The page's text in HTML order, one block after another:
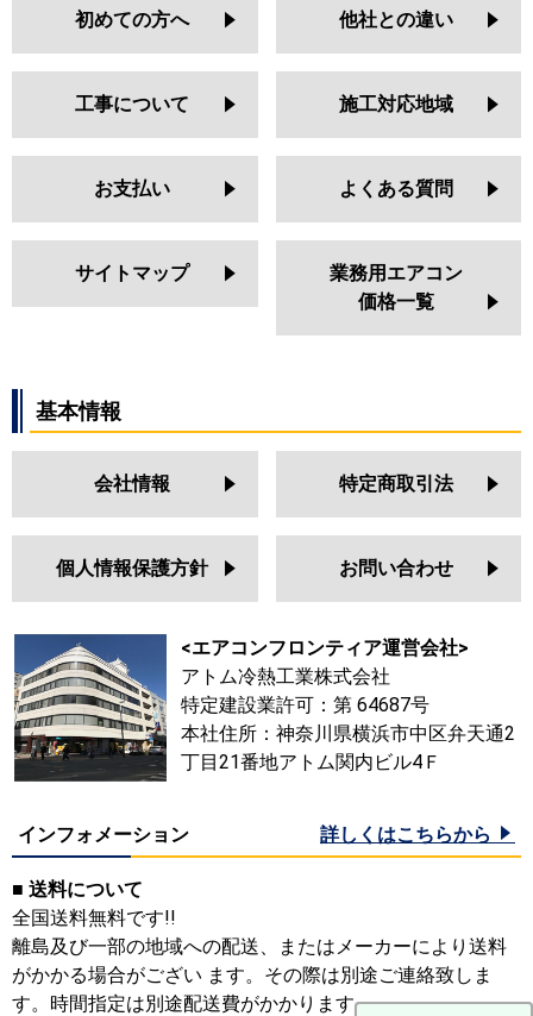
初めての方へ 他社との違い
工事について 施工対応地域
お支払い よくある質問
サイトマップ
業務用エアコン
価格一覧
基本情報
会社情報 特定商取引法
個人情報保護方針 お問い合わせ
<エアコンフロンティア運営会社>
アトム冷熱工業株式会社
特定建設業許可：第 64687号
本社住所：神奈川県横浜市中区弁天通2
丁目21番地アトム関内ビル4Ｆ
インフォメーション 詳しくはこちらから
■ 送料について
全国送料無料です!!
離島及び一部の地域への配送、またはメーカーにより送料
がかかる場合がござい ます。その際は別途ご連絡致しま
す。時間指定は別途配送費がかかります。